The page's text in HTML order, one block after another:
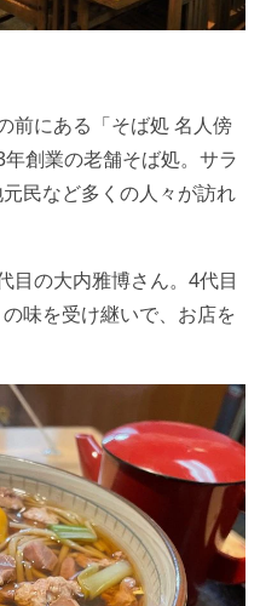
前にある「そば処 名人傍
年創業の老舗そば処。サラ
民など多くの人々が訪れ
目の大内雅博さん。4代目
味を受け継いで、お店を